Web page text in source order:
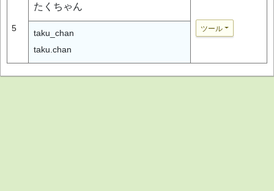
5
たくちゃん
ツール
taku_chan
taku.chan